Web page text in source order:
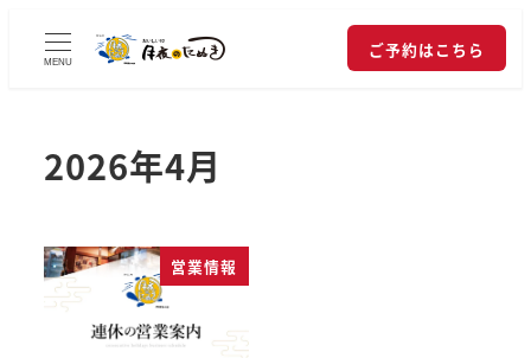
MENU
ご予約はこちら
2026年4月
営業情報